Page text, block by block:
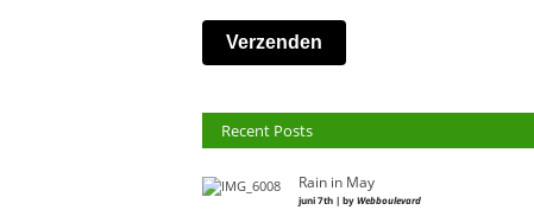
Recent Posts
Rain in May
juni 7th | byWebboulevard